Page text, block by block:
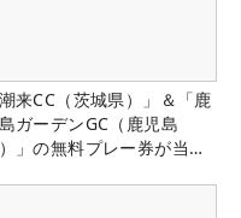
潮来CC（茨城県）」＆「鹿
ガーデンGC（鹿児島
」の無料プレー券が当た